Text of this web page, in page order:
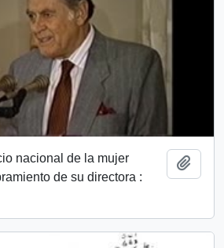
nacional de la mujer
de su directora :